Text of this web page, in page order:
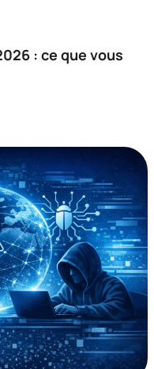
: ce que vous